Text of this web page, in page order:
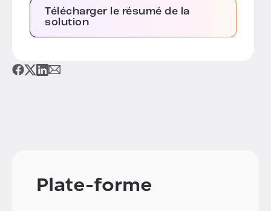
Télécharger le résumé de la
solution
Plate-forme